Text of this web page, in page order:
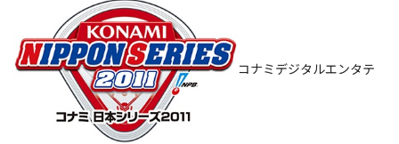
コナミデジタルエンタテ